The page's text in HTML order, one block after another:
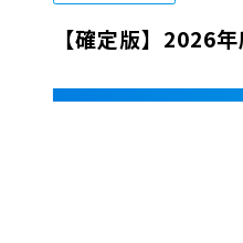
【確定版】2026